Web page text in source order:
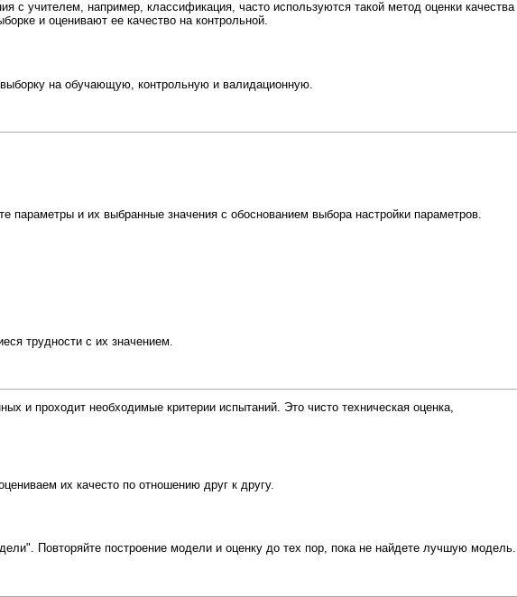
с учителем, например, классификация, часто используются такой метод оценки качества
и оценивают ее качество на контрольной.
на обучающую, контрольную и валидационную.
и их выбранные значения с обоснованием выбора настройки параметров.
трудности с их значением.
и проходит необходимые критерии испытаний. Это чисто техническая оценка,
их качесто по отношению друг к другу.
Повторяйте построение модели и оценку до тех пор, пока не найдете лучшую модель.